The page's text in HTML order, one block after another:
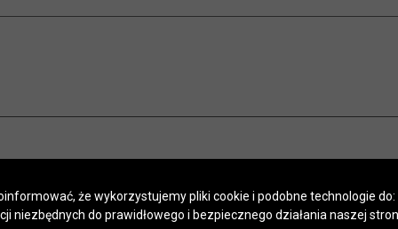
że wykorzystujemy pliki cookie i podobne technologie do:
niezbędnych do prawidłowego i bezpiecznego działania naszej